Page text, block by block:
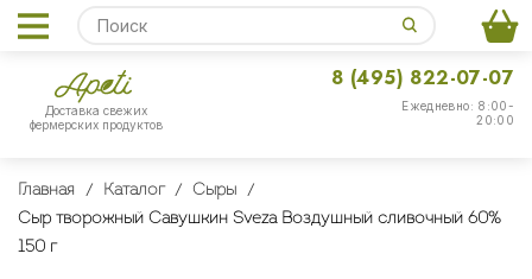
Доставка свежих
фермерских продуктов
Ежедневно: 8:00-
20:00
8 (495) 822-07-07
Главная Каталог
Сыры
Сыр творожный Савушкин Sveza Воздушный сливочный 60%
150 г